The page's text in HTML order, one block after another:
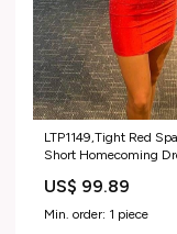
LTP1149,Tight Red
Short Homecoming
US$ 99.89
Min. order: 1 piece